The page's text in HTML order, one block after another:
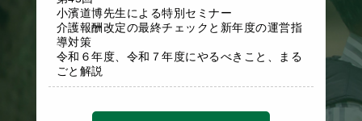
小濱道博先生による特別セミナー
介護報酬改定の最終チェックと新年度の運営指
導対策
令和６年度、令和７年度にやるべきこと、まる
ごと解説